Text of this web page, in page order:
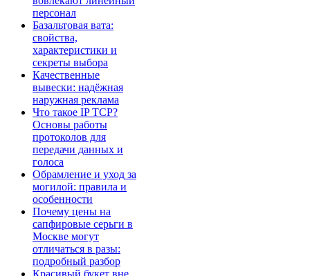
персонал
Базальтовая вата:
свойства,
характеристики и
секреты выбора
Качественные
вывески: надёжная
наружная реклама
Что такое IP TCP?
Основы работы
протоколов для
передачи данных и
голоса
Обрамление и уход за
могилой: правила и
особенности
Почему цены на
сапфировые серьги в
Москве могут
отличаться в разы:
подробный разбор